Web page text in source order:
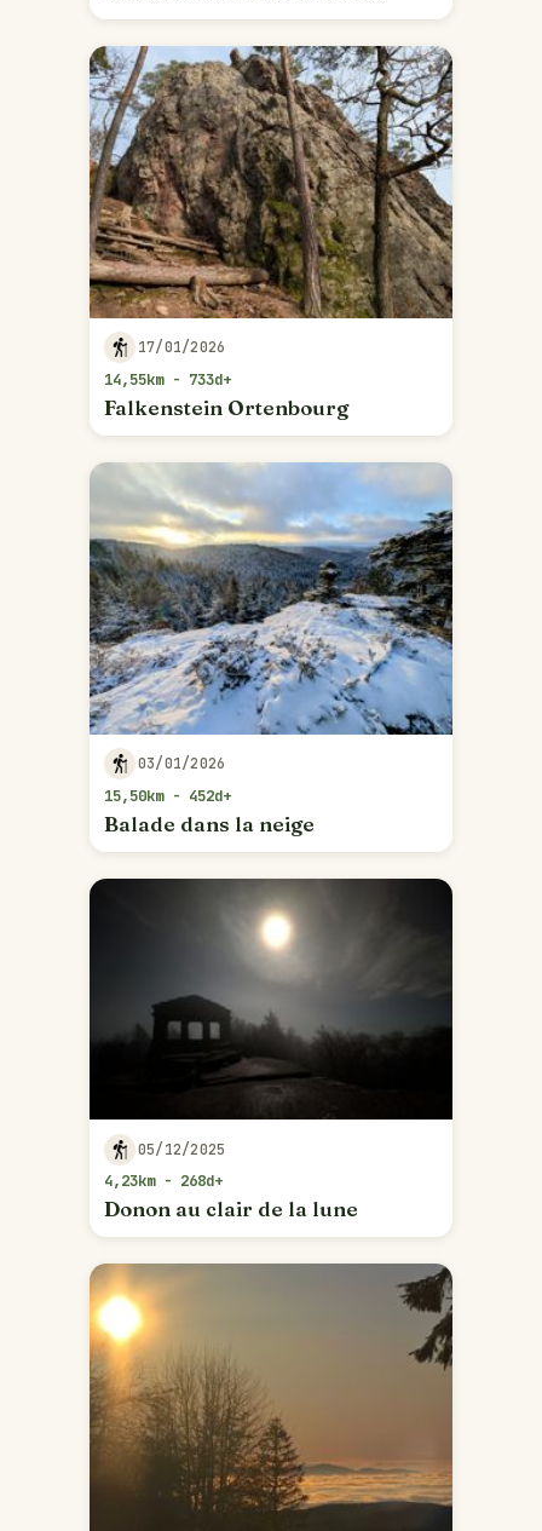
17/01/2026
14,55km - 733d+
Falkenstein Ortenbourg
03/01/2026
15,50km - 452d+
Balade dans la neige
05/12/2025
4,23km - 268d+
Donon au clair de la lune